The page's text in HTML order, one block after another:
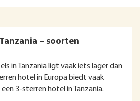
– soorten
in Tanzania ligt vaak iets lager dan
hotel in Europa biedt vaak
3-sterren hotel in Tanzania.